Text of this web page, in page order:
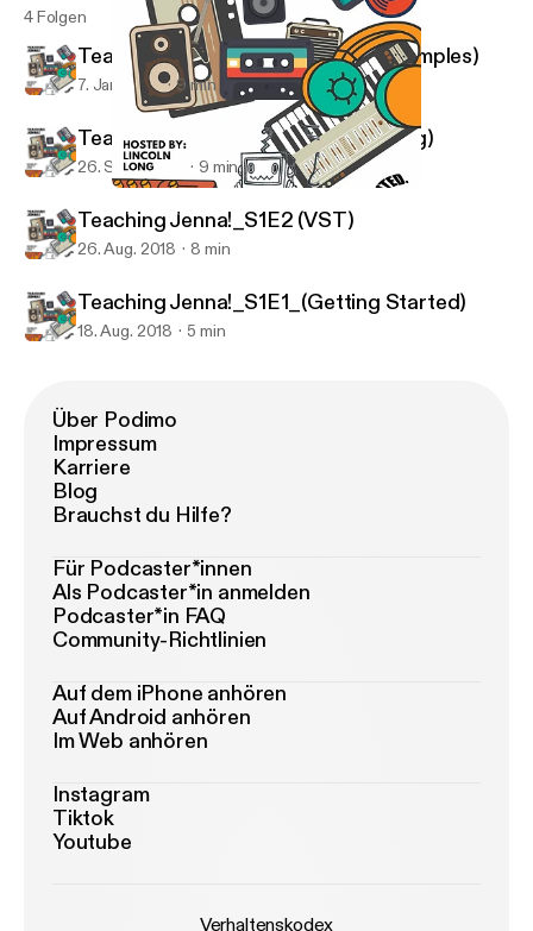
Teaching Jenna!
4 Folgen
Teaching Jenna!_S1E4 (Splitting Samples)
7. Jan. 2019 9 min
Teaching Jenna!_S1E3 (Vocal Mixing)
26. Sept. 2018 9 min
Teaching Jenna!_S1E2 (VST)
26. Aug. 2018 8 min
Teaching Jenna!_S1E1_(Getting Started)
18. Aug. 2018 5 min
Über Podimo
Impressum
Karriere
Blog
Brauchst du Hilfe?
Für Podcaster*innen
Als Podcaster*in anmelden
Podcaster*in FAQ
Community-Richtlinien
Auf dem iPhone anhören
Auf Android anhören
Im Web anhören
Instagram
Tiktok
Youtube
Verhaltenskodex